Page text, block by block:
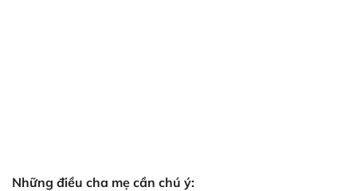
Những điều cha mẹ cần chú ý: